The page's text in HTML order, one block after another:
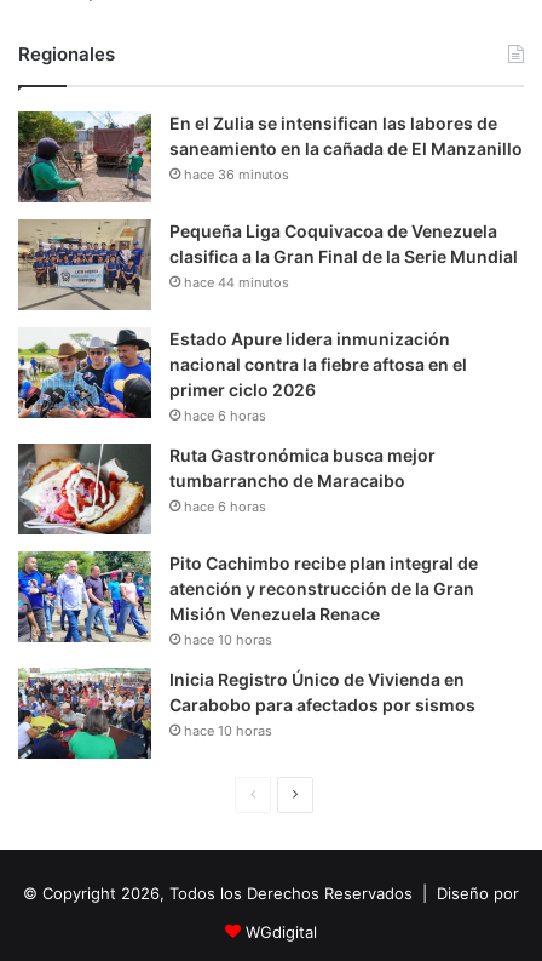
Regionales
En el Zulia se intensifican las labores de
saneamiento en la cañada de El Manzanillo
hace 36 minutos
Pequeña Liga Coquivacoa de Venezuela
clasifica a la Gran Final de la Serie Mundial
hace 44 minutos
Estado Apure lidera inmunización
nacional contra la fiebre aftosa en el
primer ciclo 2026
hace 6 horas
Ruta Gastronómica busca mejor
tumbarrancho de Maracaibo
hace 6 horas
Pito Cachimbo recibe plan integral de
atención y reconstrucción de la Gran
Misión Venezuela Renace
hace 10 horas
Inicia Registro Único de Vivienda en
Carabobo para afectados por sismos
hace 10 horas
i
n
u
i
© Copyright 2026, Todos los Derechos Reservados | Diseño por
WGdigital